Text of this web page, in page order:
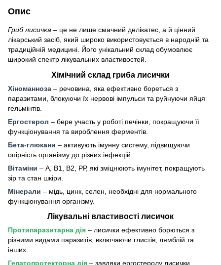
Опис
Гриб лисичка – це не лише смачний делікатес, а й цінний
лікарський засіб, який широко використовується в народній та
традиційній медицині. Його унікальний склад обумовлює
широкий спектр лікувальних властивостей.
Хімічний склад гриба лисички
Хіноманноза – речовина, яка ефективно бореться з
паразитами, блокуючи їх нервові імпульси та руйнуючи яйця
гельмінтів.
Ергостерол – бере участь у роботі печінки, покращуючи її
функціонування та вироблення ферментів.
Бета-глюкани – активують імунну систему, підвищуючи
опірність організму до різних інфекцій.
Вітаміни – А, В1, В2, РР, які зміцнюють імунітет, покращують
зір та стан шкіри.
Мінерали – мідь, цинк, селен, необхідні для нормального
функціонування організму.
Лікувальні властивості лисичок
Протипаразитарна дія – лисички ефективно борються з
різними видами паразитів, включаючи глистів, лямблій та
інших.
Гепатопротекторна дія – завдяки ергостеролу лисички